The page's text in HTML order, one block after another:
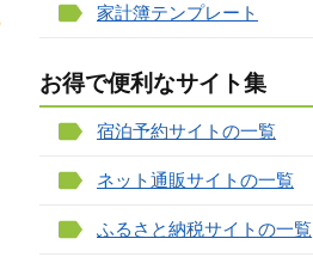
家計簿テンプレート
お得で便利なサイト集
宿泊予約サイトの一覧
ネット通販サイトの一覧
ふるさと納税サイトの一覧